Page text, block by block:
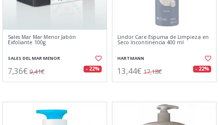
Sales Mar Mar Menor Jabón
Exfoliante 100g
SALES DEL MAR MENOR
7,36€ 9,41€ - 22%
Lindor Care Espuma de Limpieza en
Seco Incontinencia 400 ml
HARTMANN
13,44€ 17,18€ - 22%